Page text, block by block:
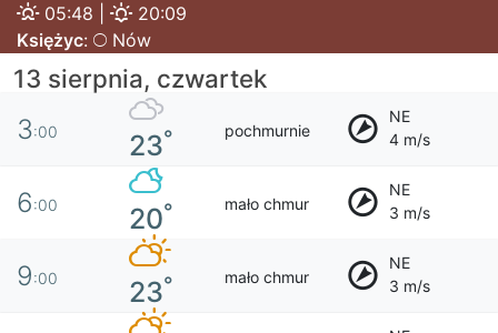
05:48 |
20:09
Księżyc: Nów
13 sierpnia, czwartek
3:00 23° pochmurnie
NE
4 m/s
6:00 20° mało chmur
NE
3 m/s
9:00 23° mało chmur
NE
3 m/s